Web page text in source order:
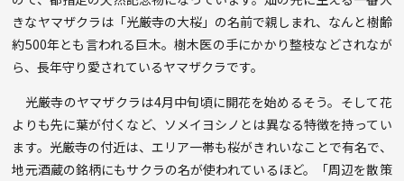
きなヤマザクラは「光厳寺の大桜」の名前で親しまれ、なんと樹齢
約500年とも言われる巨木。樹木医の手にかかり整枝などされなが
ら、長年守り愛されているヤマザクラです。
光厳寺のヤマザクラは4月中旬頃に開花を始めるそう。そして花
よりも先に葉が付くなど、ソメイヨシノとは異なる特徴を持ってい
ます。光厳寺の付近は、エリア一帯も桜がきれいなことで有名で、
地元酒蔵の銘柄にもサクラの名が使われているほど。「周辺を散策